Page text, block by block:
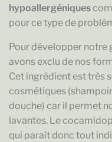
hypoallergéniques
pour ce type de
Pour développer notre
avons exclu de nos
Cet ingrédient est très
cosmétiques
douche) car il permet
lavantes. Le
qui paraît donc tout